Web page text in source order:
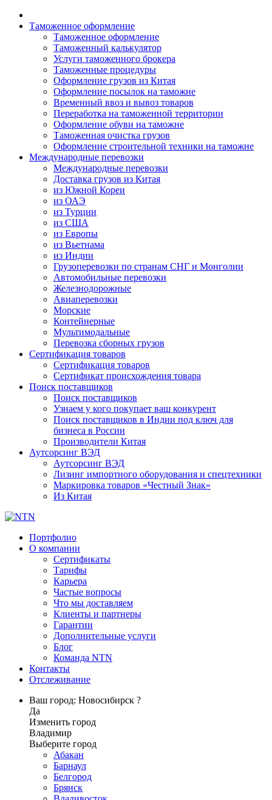
Таможенное оформление
Таможенное оформление
Таможенный калькулятор
Услуги таможенного брокера
Таможенные процедуры
Оформление грузов из Китая
Оформление посылок на таможне
Временный ввоз и вывоз товаров
Переработка на таможенной территории
Оформление обуви на таможне
Таможенная очистка грузов
Оформление строительной техники на таможне
Международные перевозки
Международные перевозки
Доставка грузов из Китая
из Южной Кореи
из ОАЭ
из Турции
из США
из Европы
из Вьетнама
из Индии
Грузоперевозки по странам СНГ и Монголии
Автомобильные перевозки
Железнодорожные
Авиаперевозки
Морские
Контейнерные
Мультимодальные
Перевозка сборных грузов
Сертификация товаров
Сертификация товаров
Сертификат происхождения товара
Поиск поставщиков
Поиск поставщиков
Узнаем у кого покупает ваш конкурент
Поиск поставщиков в Индии под ключ для
бизнеса в России
Производители Китая
Аутсорсинг ВЭД
Аутсорсинг ВЭД
Лизинг импортного оборудования и спецтехники
Маркировка товаров «Честный Знак»
Из Китая
Портфолио
О компании
Сертификаты
Тарифы
Карьера
Частые вопросы
Что мы доставляем
Клиенты и партнеры
Гарантии
Дополнительные услуги
Блог
Команда NTN
Контакты
Отслеживание
Ваш город: Новосибирск ?
Да
Изменить город
Владимир
Выберите город
Абакан
Барнаул
Белгород
Брянск